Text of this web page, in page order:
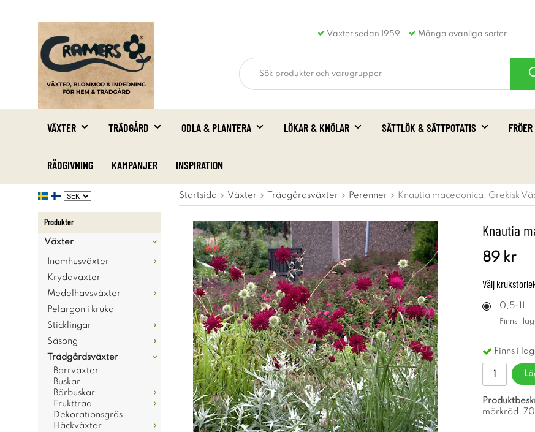
Växter sedan 1959 Många ovanliga sorter
VÄXTER TRÄDGÅRD ODLA & PLANTERA LÖKAR & KNÖLAR SÄTTLÖK & SÄTTPOTATIS FRÖER
RÅDGIVNING KAMPANJER INSPIRATION
Produkter
Växter
Inomhusväxter
Kryddväxter
Medelhavsväxter
Pelargon i kruka
Sticklingar
Säsong
Trädgårdsväxter
Barrväxter
Buskar
Bärbuskar
Fruktträd
Dekorationsgräs
Häckväxter
Startsida Växter Trädgårdsväxter Perenner Knautia macedonica, Grekisk
Knautia
89 kr
Välj
0,5-1L
Finns i
Finns i
mörkröd,